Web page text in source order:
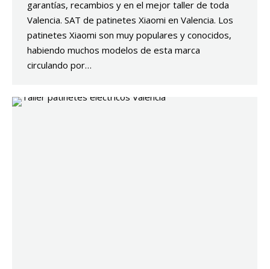
garantías, recambios y en el mejor taller de toda
Valencia. SAT de patinetes Xiaomi en Valencia. Los
patinetes Xiaomi son muy populares y conocidos,
habiendo muchos modelos de esta marca
circulando por…